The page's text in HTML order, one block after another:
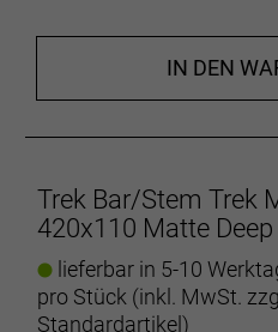
IN DEN
Trek Bar/Stem Trek
420x110 Matte
lieferbar in 5-10
pro Stück (inkl. MwSt.
Standardartikel)